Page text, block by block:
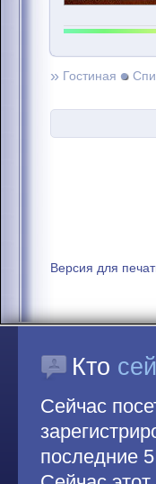
» Гостиная
Версия для
Кто
Сейчас
последние